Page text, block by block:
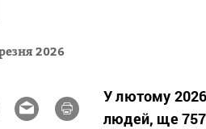
2026
У лютому 2026
людей, ще 757